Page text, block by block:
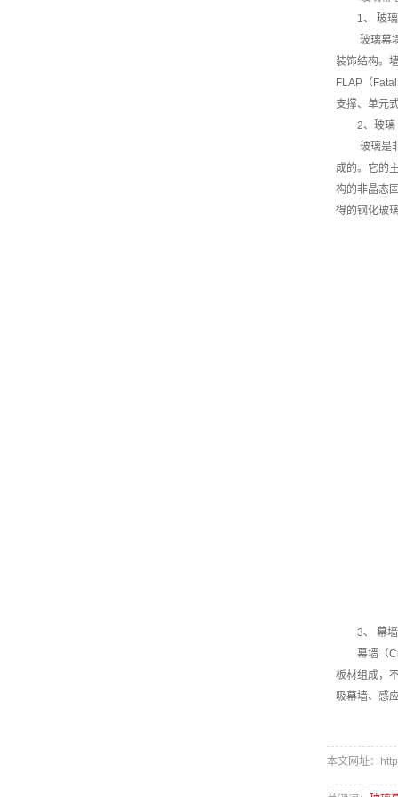
1、 玻
玻璃幕
装饰结构。
FLAP（
支撑、单元
2、玻璃
玻璃是
成的。它的
构的非晶态
得的钢化玻
3、 幕墙
幕墙（
板材组成，
吸幕墙、感
本文网址：